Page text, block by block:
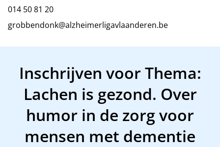
014 50 81 20
grobbendonk@alzheimerligavlaanderen.be
Inschrijven voor Thema:
Lachen is gezond. Over
humor in de zorg voor
mensen met dementie